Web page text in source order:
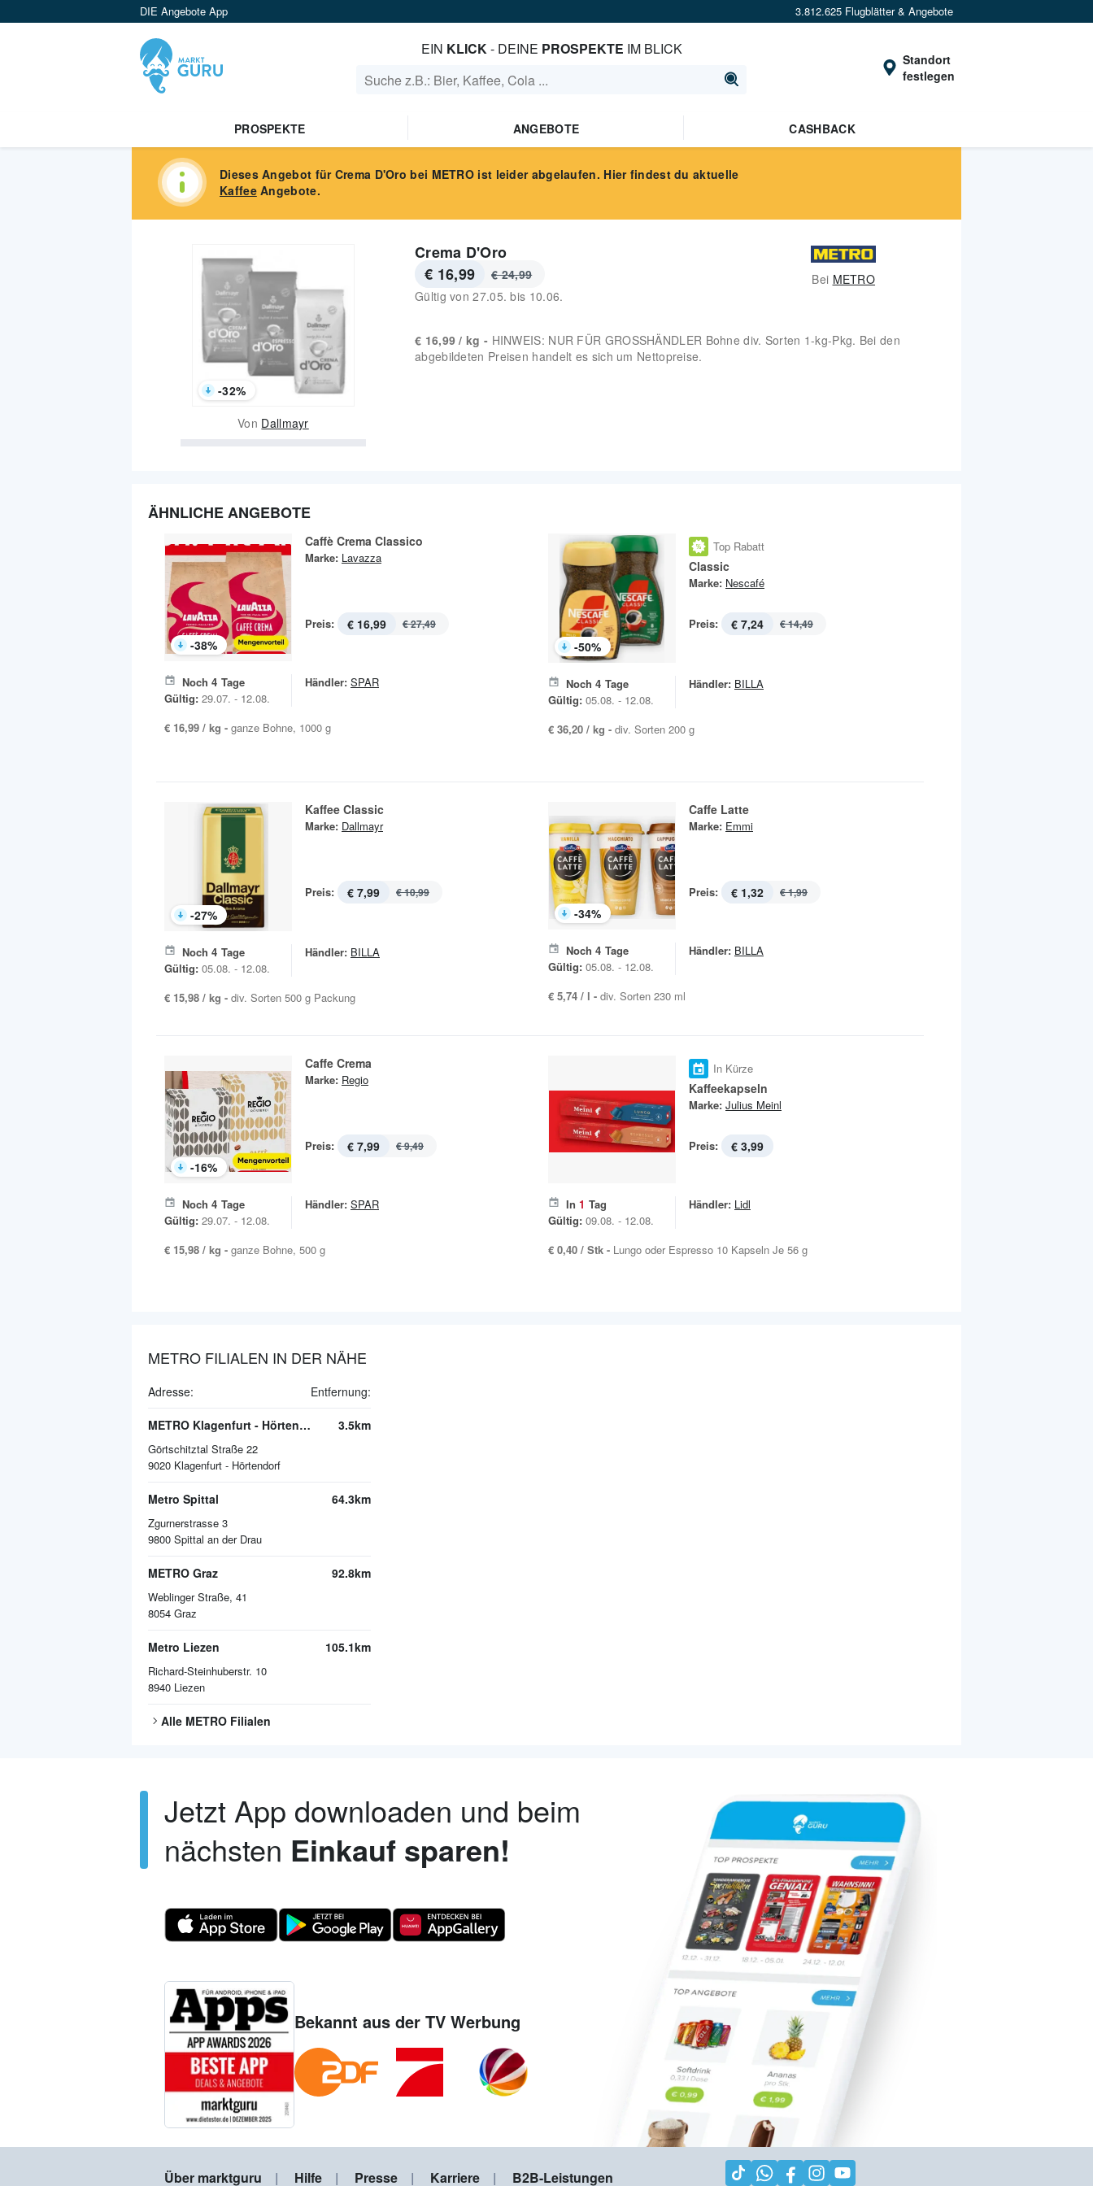
DIE Angebote App 3.812.625 Flugblätter & Angebote
EIN KLICK- DEINE PROSPEKTE IM BLICK
Standort
festlegen
PROSPEKTE ANGEBOTE CASHBACK
Dieses Angebot für Crema D'Oro bei METRO ist leider abgelaufen. Hier findest du aktuelle
Kaffee Angebote.
-32%
Von Dallmayr
Crema D'Oro
€ 16,99
€ 24,99
Gültig von27.05. bis 10.06.
Bei METRO
€ 16,99 / kg - HINWEIS: NUR FÜR GROSSHÄNDLER Bohne div. Sorten 1-kg-Pkg. Bei den
abgebildeten Preisen handelt es sich um Nettopreise.
ÄHNLICHE ANGEBOTE
-38%
Caffè Crema Classico
Marke: Lavazza
Preis: € 16,99 € 27,49
Noch 4 Tage
Gültig: 29.07. - 12.08.
Händler: SPAR
€ 16,99 / kg - ganze Bohne, 1000 g
-50%
Top Rabatt
Classic
Marke: Nescafé
Preis: € 7,24 € 14,49
Noch 4 Tage
Gültig: 05.08. - 12.08.
Händler: BILLA
€ 36,20 / kg - div. Sorten 200 g
-27%
Kaffee Classic
Marke: Dallmayr
Preis: € 7,99 € 10,99
Noch 4 Tage
Gültig: 05.08. - 12.08.
Händler: BILLA
€ 15,98 / kg - div. Sorten 500 g Packung
-34%
Caffe Latte
Marke: Emmi
Preis: € 1,32 € 1,99
Noch 4 Tage
Gültig: 05.08. - 12.08.
Händler: BILLA
€ 5,74 / l - div. Sorten 230 ml
-16%
Caffe Crema
Marke: Regio
Preis: € 7,99 € 9,49
Noch 4 Tage
Gültig: 29.07. - 12.08.
Händler: SPAR
€ 15,98 / kg - ganze Bohne, 500 g
In Kürze
Kaffeekapseln
Marke: Julius Meinl
Preis: € 3,99
In 1 Tag
Gültig: 09.08. - 12.08.
Händler: Lidl
€ 0,40 / Stk - Lungo oder Espresso 10 Kapseln Je 56 g
METRO FILIALEN IN DER NÄHE
Adresse: Entfernung:
METRO Klagenfurt - Hörtendorf
Görtschitztal Straße 22
9020 Klagenfurt - Hörtendorf
3.5km
Metro Spittal
Zgurnerstrasse 3
9800 Spittal an der Drau
64.3km
METRO Graz
Weblinger Straße, 41
8054 Graz
92.8km
Metro Liezen
Richard-Steinhuberstr. 10
8940 Liezen
105.1km
Alle METRO Filialen
Jetzt App downloaden und beim
nächsten Einkauf sparen!
Bekannt aus der TV Werbung
Über marktguru Hilfe Presse Karriere B2B-Leistungen